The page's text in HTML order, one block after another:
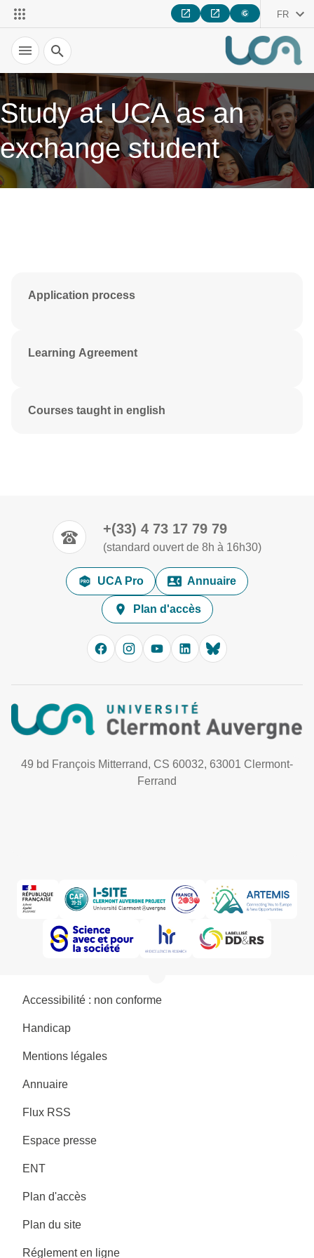
FR
Recherche
Study at UCA as an
exchange student
Application process
Learning Agreement
Courses taught in english
+(33) 4 73 17 79 79
(standard ouvert de 8h à 16h30)
UCA Pro Annuaire
Plan d'accès
49 bd François Mitterrand, CS 60032, 63001 Clermont-
Ferrand
Accessibilité : non conforme
Handicap
Mentions légales
Annuaire
Flux RSS
Espace presse
ENT
Plan d'accès
Plan du site
Réglement en ligne